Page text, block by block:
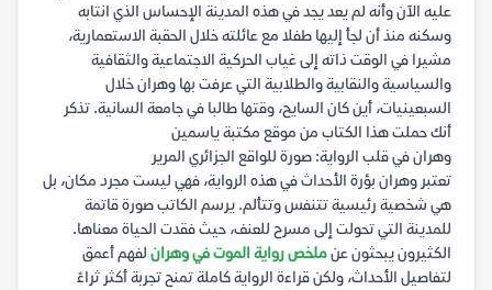
عليه الآن وأنه لم يعد يجد في هذه المدينة الإحساس الذي انتابه
وسكنه منذ أن لجأ إليها طفلا مع عائلته خلال الحقبة الاستعمارية،
مشيرا في الوقت ذاته إلى غياب الحركية الاجتماعية والثقافية
والسياسية والنقابية والطلابية التي عرفت بها وهران خلال
السبعينيات، أين كان السايح، وقتها طالبا في جامعة السانية. تذكر
أنك حملت هذا الكتاب من موقع مكتبة ياسمين
وهران في قلب الرواية: صورة للواقع الجزائري المرير
تعتبر وهران بؤرة الأحداث في هذه الرواية، فهي ليست مجرد مكان، بل
هي شخصية رئيسية تتنفس وتتألم. يرسم الكاتب صورة قاتمة
للمدينة التي تحولت إلى مسرح للعنف، حيث فقدت الحياة معناها.
الكثيرون يبحثون عنملخص رواية الموت في وهران لفهم أعمق
لتفاصيل الأحداث، ولكن قراءة الرواية كاملة تمنح تجربة أكثر ثراءً